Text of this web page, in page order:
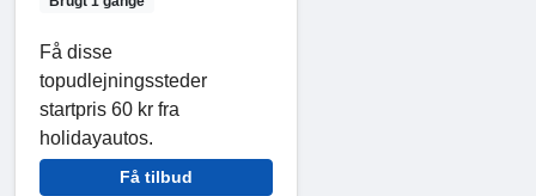
Få disse
topudlejningssteder
startpris 60 kr fra
holidayautos.
Få tilbud